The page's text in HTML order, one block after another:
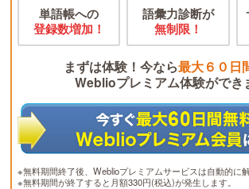
単語帳への
登録数増加！
語彙力診断が
無制限！
まずは体験！今なら最大６０日
Weblioプレミアム体験ができ
※無料期間終了後、Weblioプレミアムサービスは自動的に解
※無料期間が終了すると月額330円(税込)が発生します。